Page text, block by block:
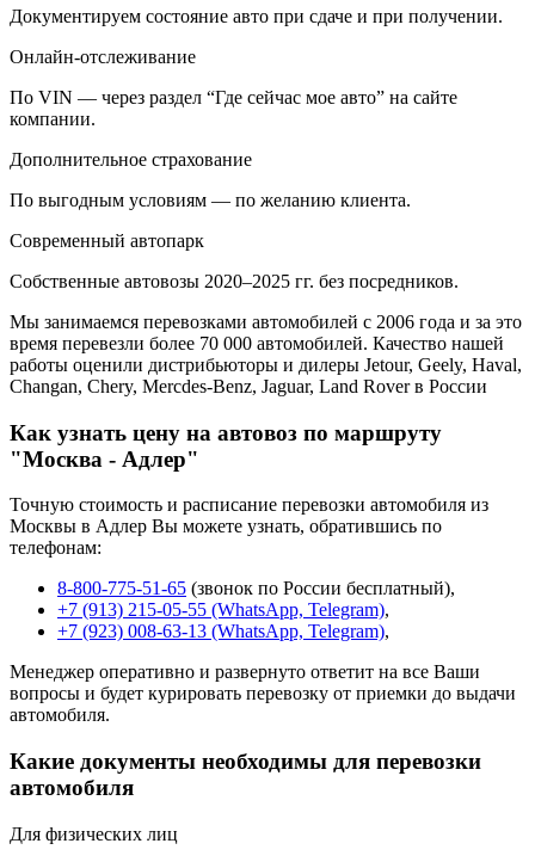
Документируем состояние авто при сдаче и при получении.
Онлайн-отслеживание
По VIN — через раздел “Где сейчас мое авто” на сайте
компании.
Дополнительное страхование
По выгодным условиям — по желанию клиента.
Современный автопарк
Собственные автовозы 2020–2025 гг. без посредников.
Мы занимаемся перевозками автомобилей с 2006 года и за это
время перевезли более 70 000 автомобилей. Качество нашей
работы оценили дистрибьюторы и дилеры Jetour, Geely, Haval,
Changan, Chery, Mercdes-Benz, Jaguar, Land Rover в России
Как узнать цену на автовоз по маршруту
"Москва - Адлер"
Точную стоимость и расписание перевозки автомобиля из
Москвы в Адлер Вы можете узнать, обратившись по
телефонам:
8-800-775-51-65 (звонок по России бесплатный),
+7 (913) 215-05-55 (WhatsApp, Telegram),
+7 (923) 008-63-13 (WhatsApp, Telegram),
Менеджер оперативно и развернуто ответит на все Ваши
вопросы и будет курировать перевозку от приемки до выдачи
автомобиля.
Какие документы необходимы для перевозки
автомобиля
Для физических лиц